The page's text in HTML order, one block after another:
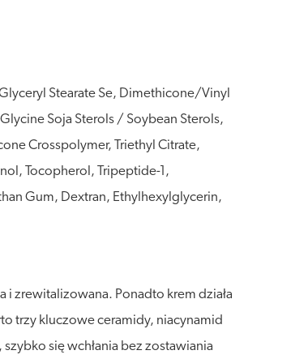
Stearate Se, Dimethicone/Vinyl
Soja Sterols / Soybean Sterols,
Crosspolymer, Triethyl Citrate,
Tocopherol, Tripeptide-1,
Gum, Dextran, Ethylhexylglycerin,
i zrewitalizowana. Ponadto krem działa
trzy kluczowe ceramidy, niacynamid
się wchłania bez zostawiania